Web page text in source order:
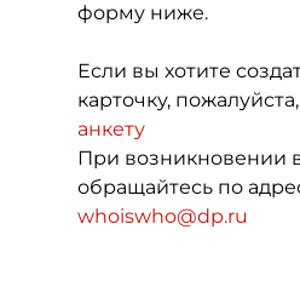
форму ниже.
Если вы хотите
карточку,
анкету
При возникновении
обращайтесь по
whoiswho@dp.ru